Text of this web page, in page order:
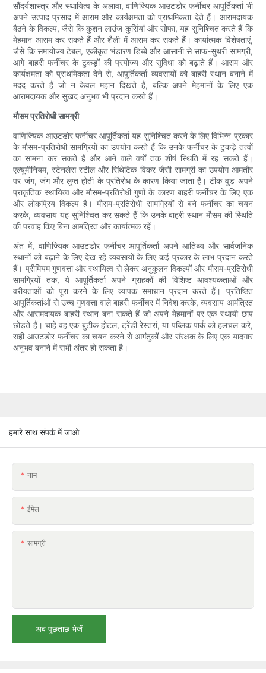
सौंदर्यशास्त्र और स्थायित्व के अलावा, वाणिज्यिक आउटडोर फर्नीचर आपूर्तिकर्ता भी
अपने उत्पाद प्रसाद में आराम और कार्यक्षमता को प्राथमिकता देते हैं। आरामदायक
बैठने के विकल्प, जैसे कि कुशन लाउंज कुर्सियां और सोफा, यह सुनिश्चित करते हैं कि
मेहमान आराम कर सकते हैं और शैली में आराम कर सकते हैं। कार्यात्मक विशेषताएं,
जैसे कि समायोज्य टेबल, एकीकृत भंडारण डिब्बे और आसानी से साफ-सुथरी सामग्री,
आगे बाहरी फर्नीचर के टुकड़ों की प्रयोज्य और सुविधा को बढ़ाते हैं। आराम और
कार्यक्षमता को प्राथमिकता देने से, आपूर्तिकर्ता व्यवसायों को बाहरी स्थान बनाने में
मदद करते हैं जो न केवल महान दिखते हैं, बल्कि अपने मेहमानों के लिए एक
आरामदायक और सुखद अनुभव भी प्रदान करते हैं।
मौसम प्रतिरोधी सामग्री
वाणिज्यिक आउटडोर फर्नीचर आपूर्तिकर्ता यह सुनिश्चित करने के लिए विभिन्न प्रकार
के मौसम-प्रतिरोधी सामग्रियों का उपयोग करते हैं कि उनके फर्नीचर के टुकड़े तत्वों
का सामना कर सकते हैं और आने वाले वर्षों तक शीर्ष स्थिति में रह सकते हैं।
एल्यूमीनियम, स्टेनलेस स्टील और सिंथेटिक विकर जैसी सामग्री का उपयोग आमतौर
पर जंग, जंग और लुप्त होती के प्रतिरोध के कारण किया जाता है। टीक वुड अपने
प्राकृतिक स्थायित्व और मौसम-प्रतिरोधी गुणों के कारण बाहरी फर्नीचर के लिए एक
और लोकप्रिय विकल्प है। मौसम-प्रतिरोधी सामग्रियों से बने फर्नीचर का चयन
करके, व्यवसाय यह सुनिश्चित कर सकते हैं कि उनके बाहरी स्थान मौसम की स्थिति
की परवाह किए बिना आमंत्रित और कार्यात्मक रहें।
अंत में, वाणिज्यिक आउटडोर फर्नीचर आपूर्तिकर्ता अपने आतिथ्य और सार्वजनिक
स्थानों को बढ़ाने के लिए देख रहे व्यवसायों के लिए कई प्रकार के लाभ प्रदान करते
हैं। प्रीमियम गुणवत्ता और स्थायित्व से लेकर अनुकूलन विकल्पों और मौसम-प्रतिरोधी
सामग्रियों तक, ये आपूर्तिकर्ता अपने ग्राहकों की विशिष्ट आवश्यकताओं और
वरीयताओं को पूरा करने के लिए व्यापक समाधान प्रदान करते हैं। प्रतिष्ठित
आपूर्तिकर्ताओं से उच्च गुणवत्ता वाले बाहरी फर्नीचर में निवेश करके, व्यवसाय आमंत्रित
और आरामदायक बाहरी स्थान बना सकते हैं जो अपने मेहमानों पर एक स्थायी छाप
छोड़ते हैं। चाहे वह एक बुटीक होटल, ट्रेंडी रेस्तरां, या पब्लिक पार्क को हलचल करे,
सही आउटडोर फर्नीचर का चयन करने से आगंतुकों और संरक्षक के लिए एक यादगार
अनुभव बनाने में सभी अंतर हो सकता है।
हमारे साथ संपर्क में जाओ
नाम
ईमेल
सामग्री
अब पूछताछ भेजें